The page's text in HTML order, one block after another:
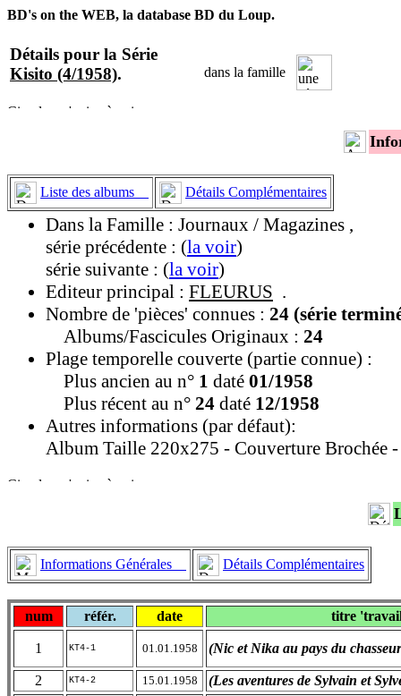
BD's on the WEB, la database BD du Loup.
Détails pour la Série
Kisito (4/1958). dans la famille
Liste des albums Détails Complémentaires
Dans la Famille : Journaux / Magazines ,
série précédente : (la voir)
série suivante : (la voir)
Editeur principal : FLEURUS .
Nombre de 'pièces' connues : 24 (série
Albums/Fascicules Originaux : 24
Plage temporelle couverte (partie connue) :
Plus ancien au n° 1 daté 01/1958
Plus récent au n° 24 daté 12/1958
Autres informations (par défaut):
Album Taille 220x275 - Couverture Brochée
Informations Générales Détails Complémentaires
num référ. date titre
1 KT4-1 01.01.1958 (Nic et Nika au pays du
2 KT4-2 15.01.1958
(Les aventures de Sylvain et